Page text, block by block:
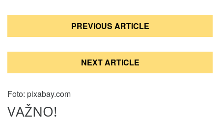
Кретање
PREVIOUS ARTICLE
NEXT ARTICLE
Foto: pixabay.com
VAŽNO!